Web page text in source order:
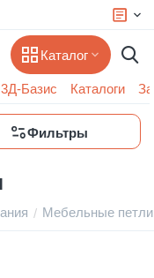
Каталог
3Д-Базис Каталоги
Фильтры
/ Мебельные петли